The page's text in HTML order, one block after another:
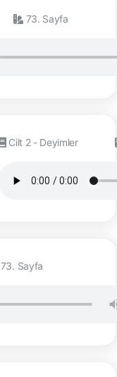
73. Sayfa
Cilt 2 - Deyimler
73. Sayfa